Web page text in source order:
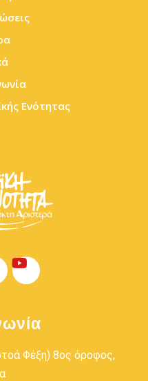
Ενότητας
Φέξη) 8ος όροφος,